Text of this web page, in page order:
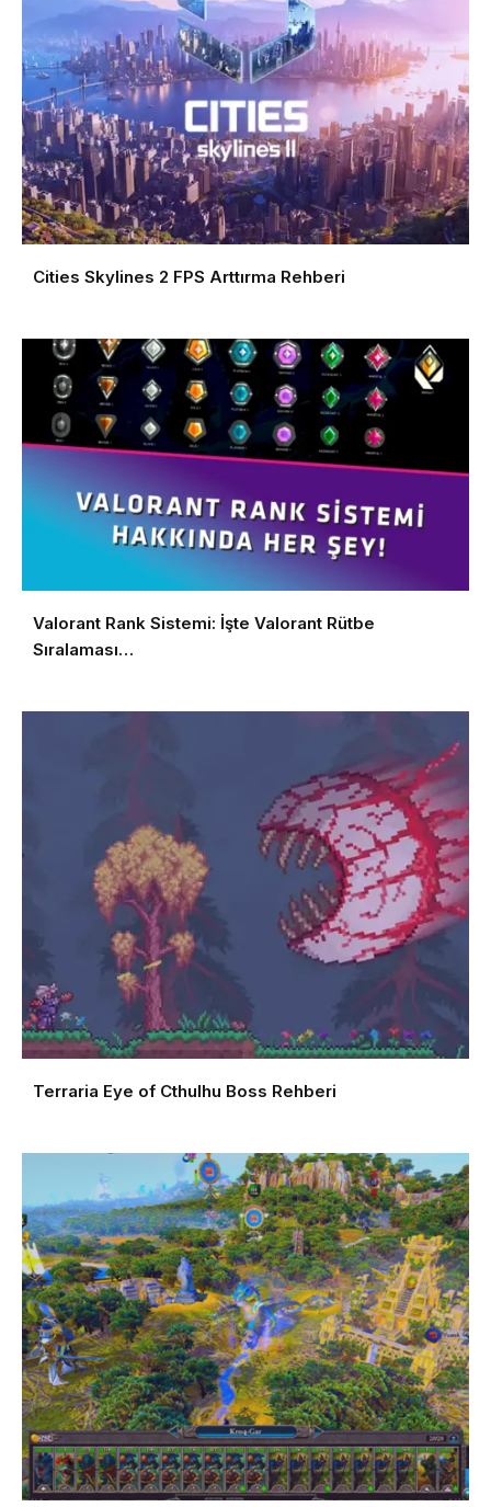
Cities Skylines 2 FPS Arttırma Rehberi
Valorant Rank Sistemi: İşte Valorant Rütbe
Sıralaması…
Terraria Eye of Cthulhu Boss Rehberi